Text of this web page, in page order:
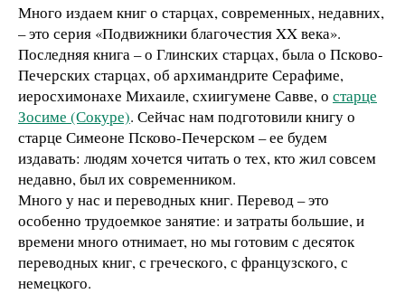
Много издаем книг о старцах, современных, недавних,
– это серия «Подвижники благочестия XX века».
Последняя книга – о Глинских старцах, была о Псково-
Печерских старцах, об архимандрите Серафиме,
иеросхимонахе Михаиле, схиигумене Савве, о старце
Зосиме (Сокуре). Сейчас нам подготовили книгу о
старце Симеоне Псково-Печерском – ее будем
издавать: людям хочется читать о тех, кто жил совсем
недавно, был их современником.
Много у нас и переводных книг. Перевод – это
особенно трудоемкое занятие: и затраты большие, и
времени много отнимает, но мы готовим с десяток
переводных книг, с греческого, с французского, с
немецкого.